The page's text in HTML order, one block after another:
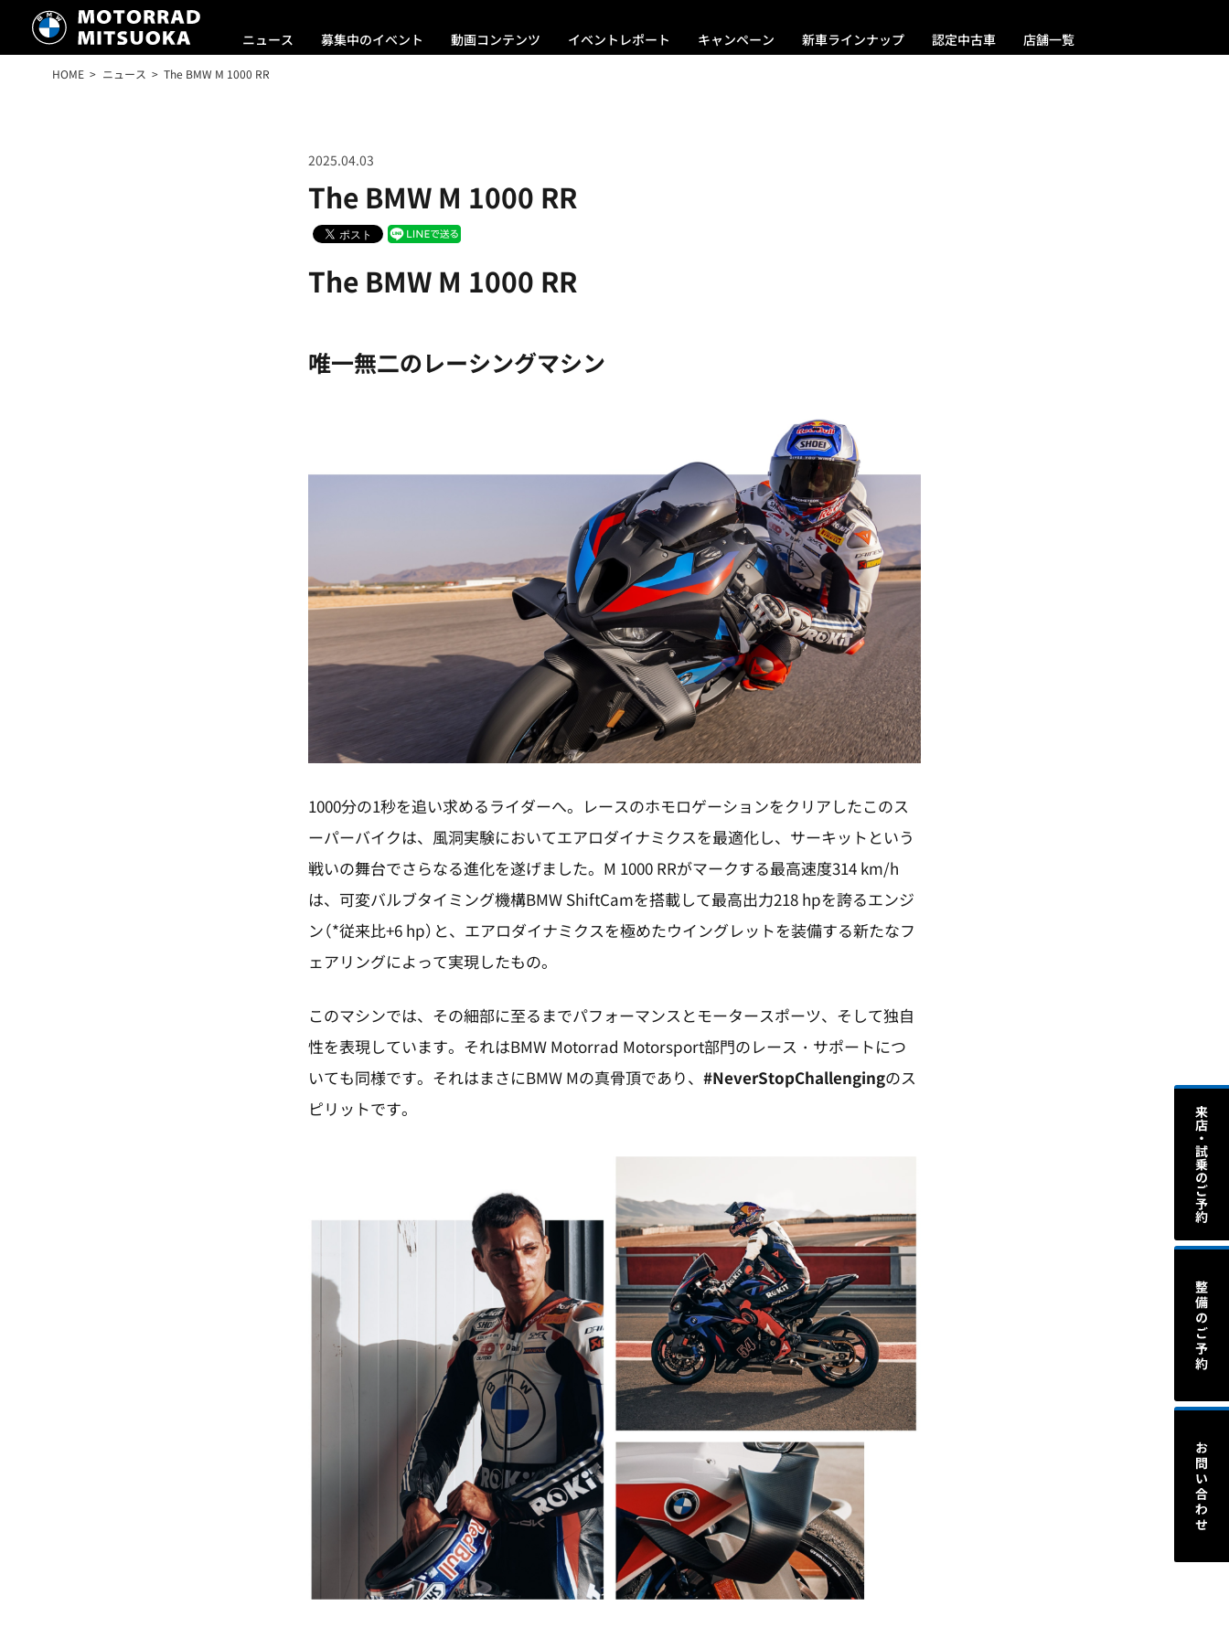
ニュース 募集中のイベント 動画コンテンツ イベントレポート キャンペーン 新車ラインナップ 認定中古車 店舗一覧
HOME ニュース The BMW M 1000 RR
The BMW M 1000 RR
2025.04.03
The BMW M 1000 RR
唯一無二のレーシングマシン
1000分の1秒を追い求めるライダーへ。レースのホモロゲーションをクリアしたこのス
ーパーバイクは、風洞実験においてエアロダイナミクスを最適化し、サーキットという
戦いの舞台でさらなる進化を遂げました。M 1000 RRがマークする最高速度314 km/h
は、可変バルブタイミング機構BMW ShiftCamを搭載して最高出力218 hpを誇るエンジ
ン（*従来比+6 hp）と、エアロダイナミクスを極めたウイングレットを装備する新たなフ
ェアリングによって実現したもの。
このマシンでは、その細部に至るまでパフォーマンスとモータースポーツ、そして独自
性を表現しています。それはBMW Motorrad Motorsport部門のレース・サポートにつ
いても同様です。それはまさにBMW Mの真骨頂であり、 #NeverStopChallengingのス
ピリットです。